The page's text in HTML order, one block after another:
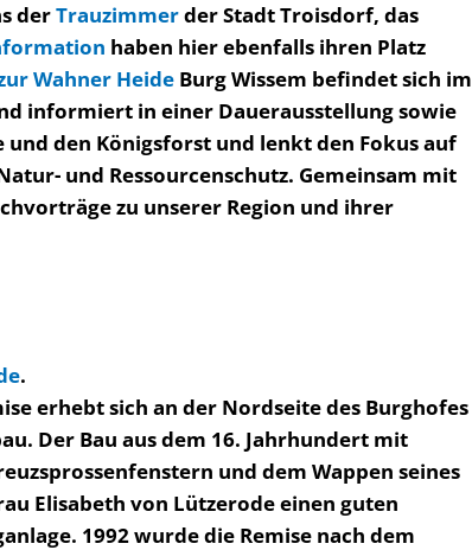
derTrauzimmerder Stadt Troisdorf, das
haben hier ebenfalls ihren Platz
Wahner Heide Burg Wissem befindet sich im
informiert in einer Dauerausstellung sowie
den Königsforst und lenkt den Fokus auf
und Ressourcenschutz. Gemeinsam mit
zu unserer Region und ihrer
.
erhebt sich an der Nordseite des Burghofes
Der Bau aus dem 16. Jahrhundert mit
und dem Wappen seines
Elisabeth von Lützerode einen guten
1992 wurde die Remise nach dem